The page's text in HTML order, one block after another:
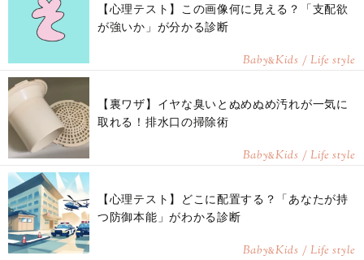
【心理テスト】この画像何に見える？「支配欲
が強いか」が分かる診断
Baby&Kids / Life style
【裏ワザ】イヤな臭いとぬめぬめ汚れが一気に
取れる！排水口の掃除術
Baby&Kids / Life style
【心理テスト】どこに配置する？「あなたが持
つ防御本能」がわかる診断
Baby&Kids / Life style